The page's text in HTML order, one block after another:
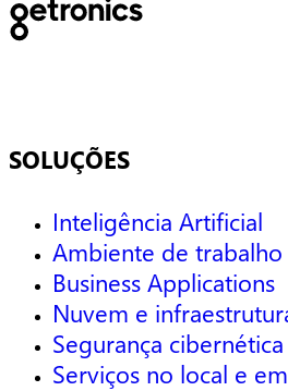
SOLUÇÕES
Inteligência Artificial
Ambiente de
Business Applications
Nuvem e
Segurança cibernética
Serviços no local e